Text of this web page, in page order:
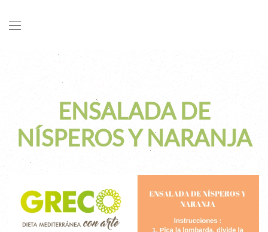
ENSALADA DE
NÍSPEROS Y NARANJA